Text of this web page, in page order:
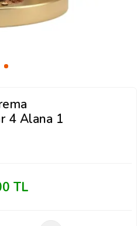
4 Alana 1
TL